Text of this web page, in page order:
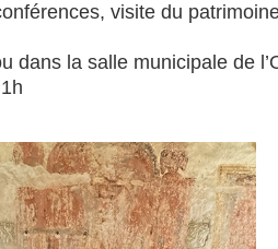
visite du
dans la salle municipale de